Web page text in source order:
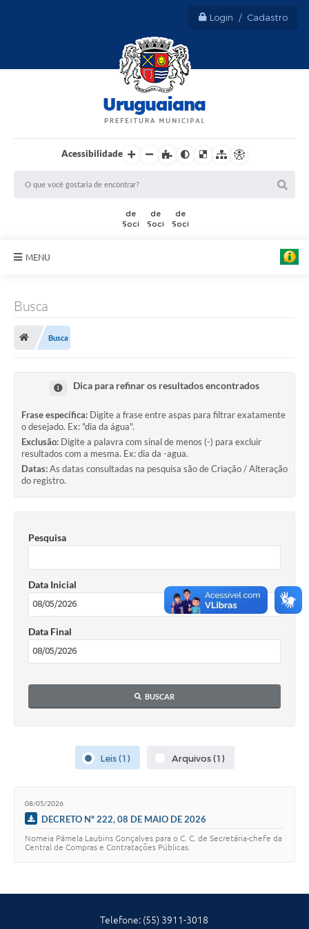
Login / Cadastro
Acessibilidade
MENU
Ouvidorias
Carta de Serviços
Transparência
COVID-19
Prefeito Municipal
Requerimento geral
Conselhos Municipais
Arquivo Histórico
Solicitação Obras
Tramitação de Processos
SIM - Serviço de Inspeção Municipal
Busca
Busca
Dica para refinar os resultados encontrados
Frase específica: Digite a frase entre aspas para filtrar exatamente
o desejado. Ex: "dia da água".
Exclusão: Digite a palavra com sinal de menos (-) para excluir
resultados com a mesma. Ex: dia da -agua.
Datas:As datas consultadas na pesquisa são de Criação / Alteração
do registro.
Pesquisa
Data Inicial
Data Final
BUSCAR
Leis (1) Arquivos (1)
08/05/2026
DECRETO Nº 222, 08 DE MAIO DE 2026
Nomeia Pâmela Laubins Gonçalves para o C. C. de Secretária-chefe da
Central de Compras e Contratações Públicas.
Telefone: (55) 3911-3018